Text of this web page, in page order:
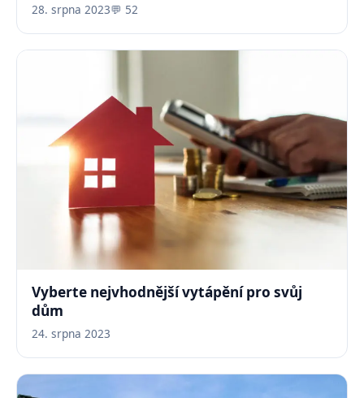
28. srpna 2023💬 52
Vyberte nejvhodnější vytápění pro svůj
dům
24. srpna 2023